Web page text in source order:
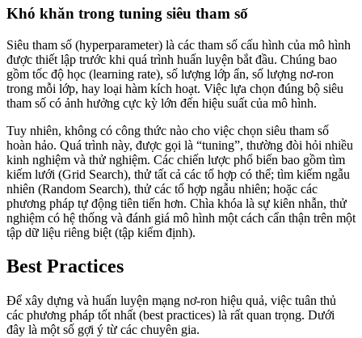
Khó khăn trong tuning siêu tham số
Siêu tham số (hyperparameter) là các tham số cấu hình của mô hình
được thiết lập trước khi quá trình huấn luyện bắt đầu. Chúng bao
gồm tốc độ học (learning rate), số lượng lớp ẩn, số lượng nơ-ron
trong mỗi lớp, hay loại hàm kích hoạt. Việc lựa chọn đúng bộ siêu
tham số có ảnh hưởng cực kỳ lớn đến hiệu suất của mô hình.
Tuy nhiên, không có công thức nào cho việc chọn siêu tham số
hoàn hảo. Quá trình này, được gọi là “tuning”, thường đòi hỏi nhiều
kinh nghiệm và thử nghiệm. Các chiến lược phổ biến bao gồm tìm
kiếm lưới (Grid Search), thử tất cả các tổ hợp có thể; tìm kiếm ngẫu
nhiên (Random Search), thử các tổ hợp ngẫu nhiên; hoặc các
phương pháp tự động tiên tiến hơn. Chìa khóa là sự kiên nhẫn, thử
nghiệm có hệ thống và đánh giá mô hình một cách cẩn thận trên một
tập dữ liệu riêng biệt (tập kiểm định).
Best Practices
Để xây dựng và huấn luyện mạng nơ-ron hiệu quả, việc tuân thủ
các phương pháp tốt nhất (best practices) là rất quan trọng. Dưới
đây là một số gợi ý từ các chuyên gia.